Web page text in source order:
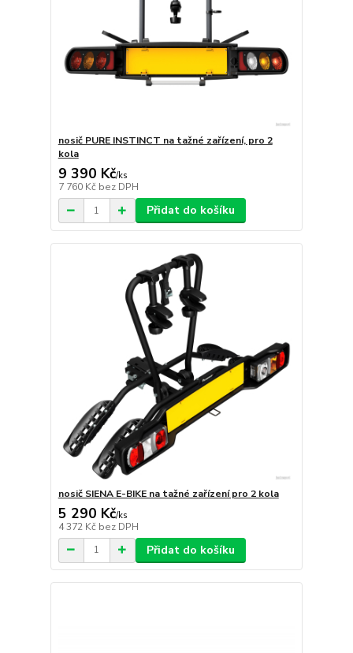
nosič PURE INSTINCT na tažné zařízení, pro 2
kola
9 390 Kč/ks
7 760 Kč bez DPH
Přidat do košíku
nosič SIENA E-BIKE na tažné zařízení pro 2 kola
5 290 Kč/ks
4 372 Kč bez DPH
Přidat do košíku